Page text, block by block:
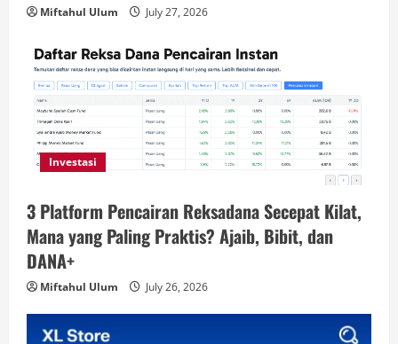
Miftahul Ulum July 27, 2026
Investasi
3 Platform Pencairan Reksadana Secepat Kilat,
Mana yang Paling Praktis? Ajaib, Bibit, dan
DANA+
Miftahul Ulum July 26, 2026